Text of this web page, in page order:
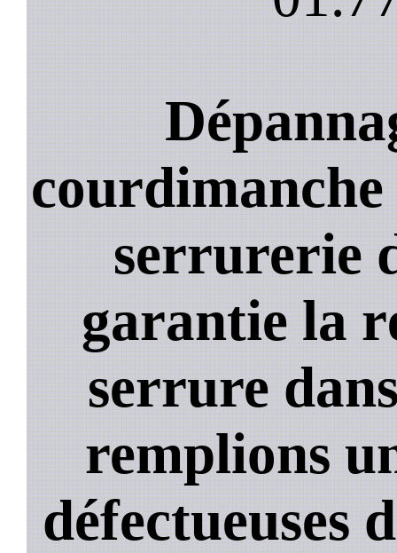
serrurerie
garantie la
serrure
remplions
défectueuses